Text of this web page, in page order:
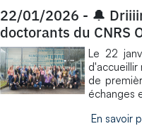
22/01/2026 - 🔔
doctorants du CNRS
Le 22
d'accueillir
de
échanges
En savoir